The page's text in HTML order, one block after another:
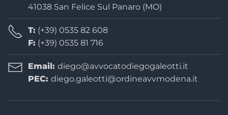
41038 San Felice Sul Panaro (MO)
T: (+39) 0535 82 608
F: (+39) 0535 81 716
Email: diego@avvocatodiegogaleotti.it
PEC: diego.galeotti@ordineavvmodena.it